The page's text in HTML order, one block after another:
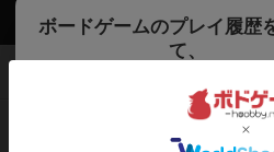
ボードゲームのプレイ履歴
て、
がボドゲーマを
ボドゲーマTOP
ボードゲームの新着レビュー